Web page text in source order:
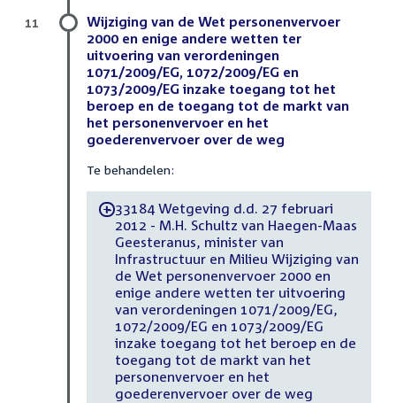
Wijziging van de Wet personenvervoer
2000 en enige andere wetten ter
uitvoering van verordeningen
1071/2009/EG, 1072/2009/EG en
1073/2009/EG inzake toegang tot het
beroep en de toegang tot de markt van
het personenvervoer en het
goederenvervoer over de weg
Te behandelen:
-33184 Wetgeving d.d. 27 februari
2012 - M.H. Schultz van Haegen-Maas
Geesteranus, minister van
Infrastructuur en Milieu Wijziging van
de Wet personenvervoer 2000 en
enige andere wetten ter uitvoering
van verordeningen 1071/2009/EG,
1072/2009/EG en 1073/2009/EG
inzake toegang tot het beroep en de
toegang tot de markt van het
personenvervoer en het
goederenvervoer over de weg
11